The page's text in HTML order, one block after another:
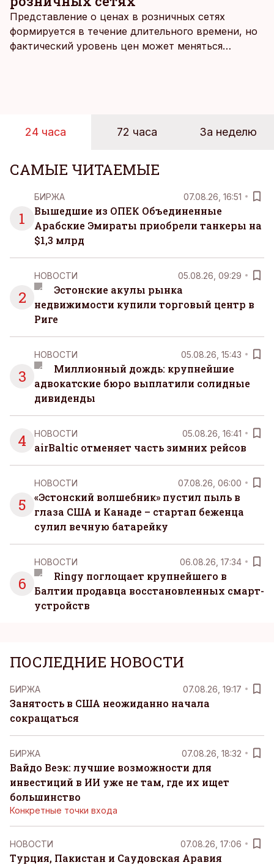
Представление о ценах в розничных сетях
формируется в течение длительного времени, но
фактический уровень цен может меняться
24 часа 72 часа За неделю
САМЫЕ ЧИТАЕМЫЕ
1
БИРЖА 07.08.26, 16:51
Вышедшие из ОПЕК Объединенные
Арабские Эмираты приобрели танкеры на
$1,3 млрд
2
НОВОСТИ 05.08.26, 09:29
Эстонские акулы рынка
недвижимости купили торговый центр в
Риге
3
НОВОСТИ 05.08.26, 15:43
Миллионный дождь: крупнейшие
адвокатские бюро выплатили солидные
дивиденды
4 НОВОСТИ 05.08.26, 16:41
airBaltic отменяет часть зимних рейсов
5
НОВОСТИ 07.08.26, 06:00
«Эстонский волшебник» пустил пыль в
глаза США и Канаде – стартап беженца
сулил вечную батарейку
6
НОВОСТИ 06.08.26, 17:34
Ringy поглощает крупнейшего в
Балтии продавца восстановленных смарт-
устройств
ПОСЛЕДНИЕ НОВОСТИ
БИРЖА 07.08.26, 19:17
Занятость в США неожиданно начала
сокращаться
БИРЖА 07.08.26, 18:32
Вайдо Веэк: лучшие возможности для
инвестиций в ИИ уже не там, где их ищет
большинство
Конкретные точки входа
НОВОСТИ 07.08.26, 17:06
Турция, Пакистан и Саудовская Аравия